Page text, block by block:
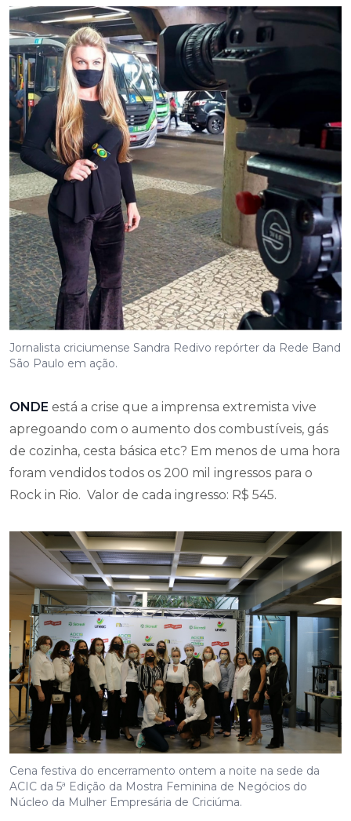
Jornalista criciumense Sandra Redivo repórter da Rede Band
São Paulo em ação.
ONDE está a crise que a imprensa extremista vive
apregoando com o aumento dos combustíveis, gás
de cozinha, cesta básica etc? Em menos de uma hora
foram vendidos todos os 200 mil ingressos para o
Rock in Rio. Valor de cada ingresso: R$ 545.
Cena festiva do encerramento ontem a noite na sede da
ACIC da 5ª Edição da Mostra Feminina de Negócios do
Núcleo da Mulher Empresária de Criciúma.